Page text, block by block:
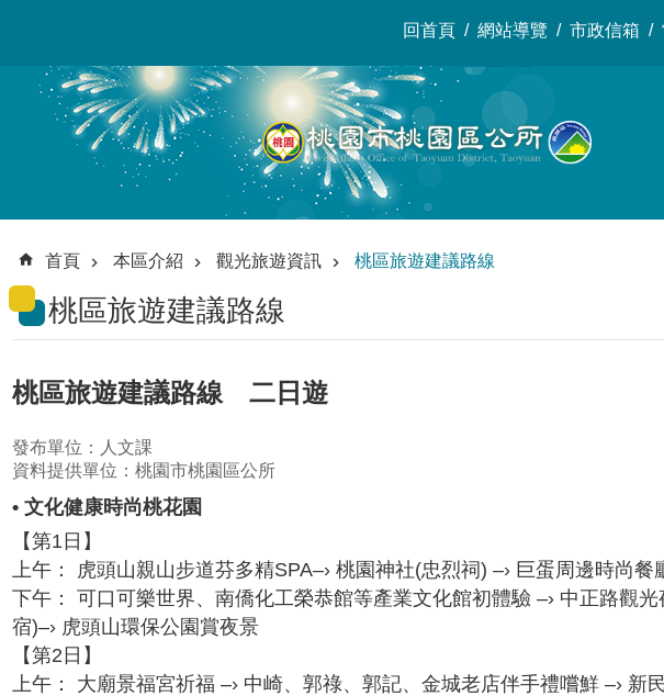
回首頁 網站導覽 市政信箱
首頁 本區介紹 觀光旅遊資訊 桃區旅遊建議路線
桃區旅遊建議路線
桃區旅遊建議路線 二日遊
發布單位：人文課
資料提供單位：桃園市桃園區公所
• 文化健康時尚桃花園
【第1日】
上午： 虎頭山親山步道芬多精SPA–› 桃園神社(忠烈祠) –› 巨蛋周邊時尚餐
下午： 可口可樂世界、南僑化工榮恭館等產業文化館初體驗 –› 中正路觀
宿)–› 虎頭山環保公園賞夜景
【第2日】
上午： 大廟景福宮祈福 –› 中崎、郭祿、郭記、金城老店伴手禮嚐鮮 –› 新